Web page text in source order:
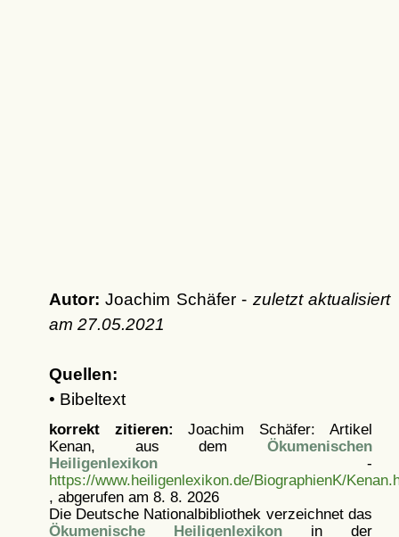
Autor: Joachim Schäfer - zuletzt aktualisiert
am 27.05.2021
Quellen:
• Bibeltext
korrekt zitieren: Joachim Schäfer: Artikel
Kenan, aus dem Ökumenischen
Heiligenlexikon-
https://www.heiligenlexikon.de/BiographienK/
, abgerufen am 8. 8. 2026
Die Deutsche Nationalbibliothek verzeichnet das
Ökumenische Heiligenlexikonin der